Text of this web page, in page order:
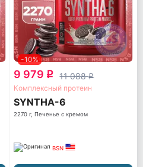
-10%
9 979 q 11 088q
Комплексный протеин
SYNTHA-6
2270 г, Печенье с кремом
BSN